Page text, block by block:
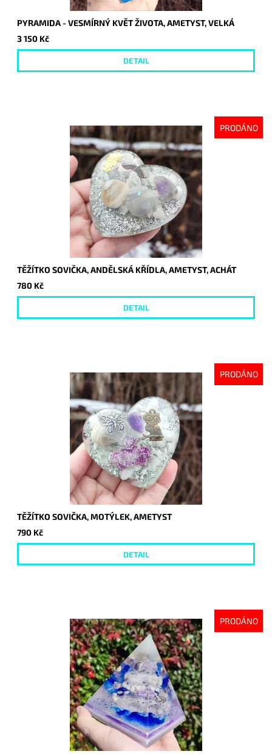
PYRAMIDA - VESMÍRNÝ KVĚT ŽIVOTA, AMETYST, VELKÁ
3 150 Kč
DETAIL
PRODÁNO
TĚŽÍTKO SOVIČKA, ANDĚLSKÁ KŘÍDLA, AMETYST, ACHÁT
780 Kč
DETAIL
PRODÁNO
TĚŽÍTKO SOVIČKA, MOTÝLEK, AMETYST
790 Kč
DETAIL
PRODÁNO